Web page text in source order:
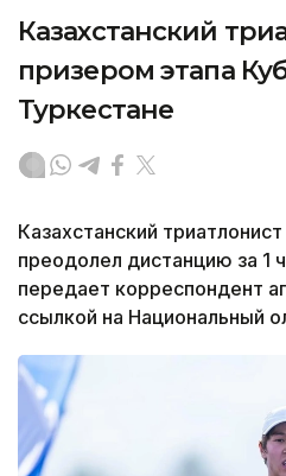
Казахстанский
призером этапа
Туркестане
Казахстанский
преодолел дистанцию за 1
передает корреспондент
ссылкой на Национальный